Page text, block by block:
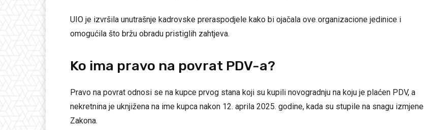
UIO je izvršila unutrašnje kadrovske preraspodjele kako bi ojačala ove organizacione jedinice i
omogućila što bržu obradu pristiglih zahtjeva.
Ko ima pravo na povrat PDV-a?
Pravo na povrat odnosi se na kupce prvog stana koji su kupili novogradnju na koju je plaćen PDV, a
nekretnina je uknjižena na ime kupca nakon 12. aprila 2025. godine, kada su stupile na snagu izmjene
Zakona.